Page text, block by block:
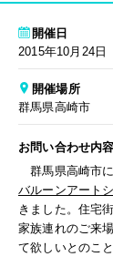
開催日
2015年10月24日
開催場所
群馬県高崎市
お問い合わせ内容
群馬県高崎市
バルーンアート
きました。住宅
家族連れのご来
て欲しいとのこと